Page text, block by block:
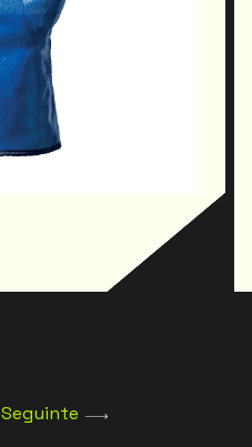
Seguinte